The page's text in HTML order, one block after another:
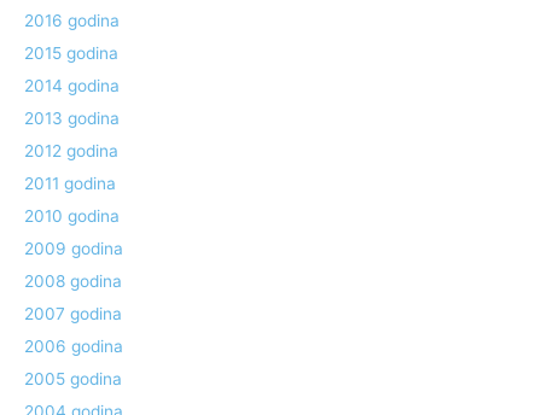
2016 godina
2015 godina
2014 godina
2013 godina
2012 godina
2011 godina
2010 godina
2009 godina
2008 godina
2007 godina
2006 godina
2005 godina